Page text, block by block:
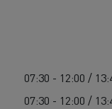
07:30 - 12:00 /
07:30 - 12:00 /